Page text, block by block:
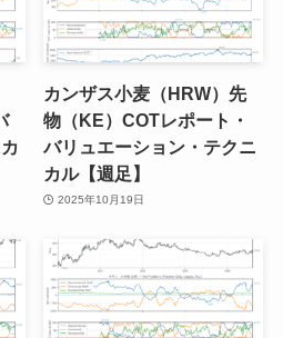
カンザス小麦（HRW）先
物（KE）COTレポート・
バリュエーション・テクニ
カル【週足】
2025年10月19日